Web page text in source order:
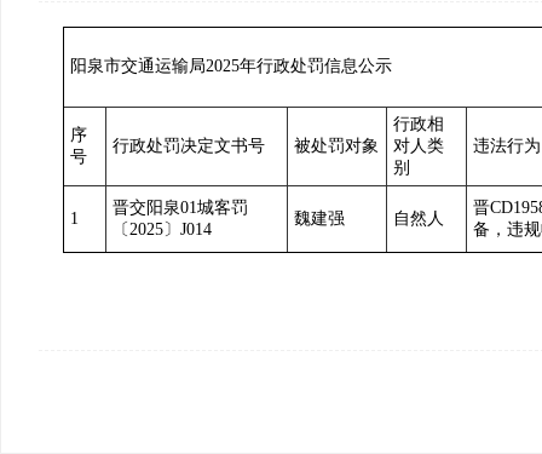
阳泉市交通运输局2025年行政处罚信息公示
序
号
行政处罚决定文书号 被处罚对象
行政相
对人类
别
违法行为
1
晋交阳泉01城客罚
〔2025〕J014
魏建强 自然人
晋
备，违